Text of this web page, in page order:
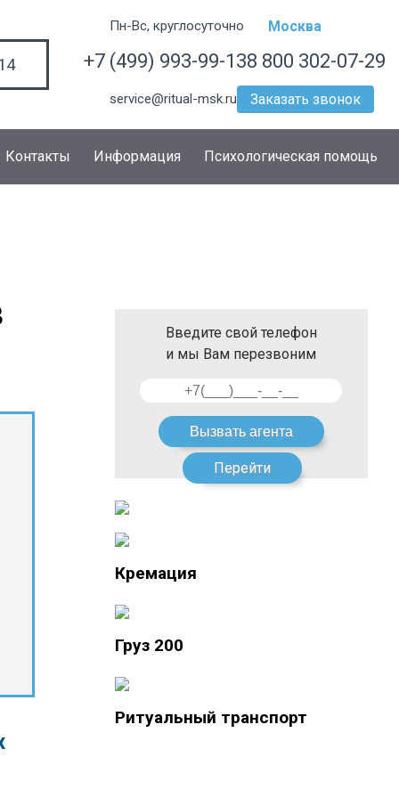
Пн-Вс, круглосуточно Москва
+7 (499) 993-99-138 800 302-07-29
service@ritual-msk.ru Заказать звонок
Контакты Информация Психологическая помощь
Введите свой телефон
и мы Вам перезвоним
Перейти
Кремация
Груз 200
Ритуальный транспорт